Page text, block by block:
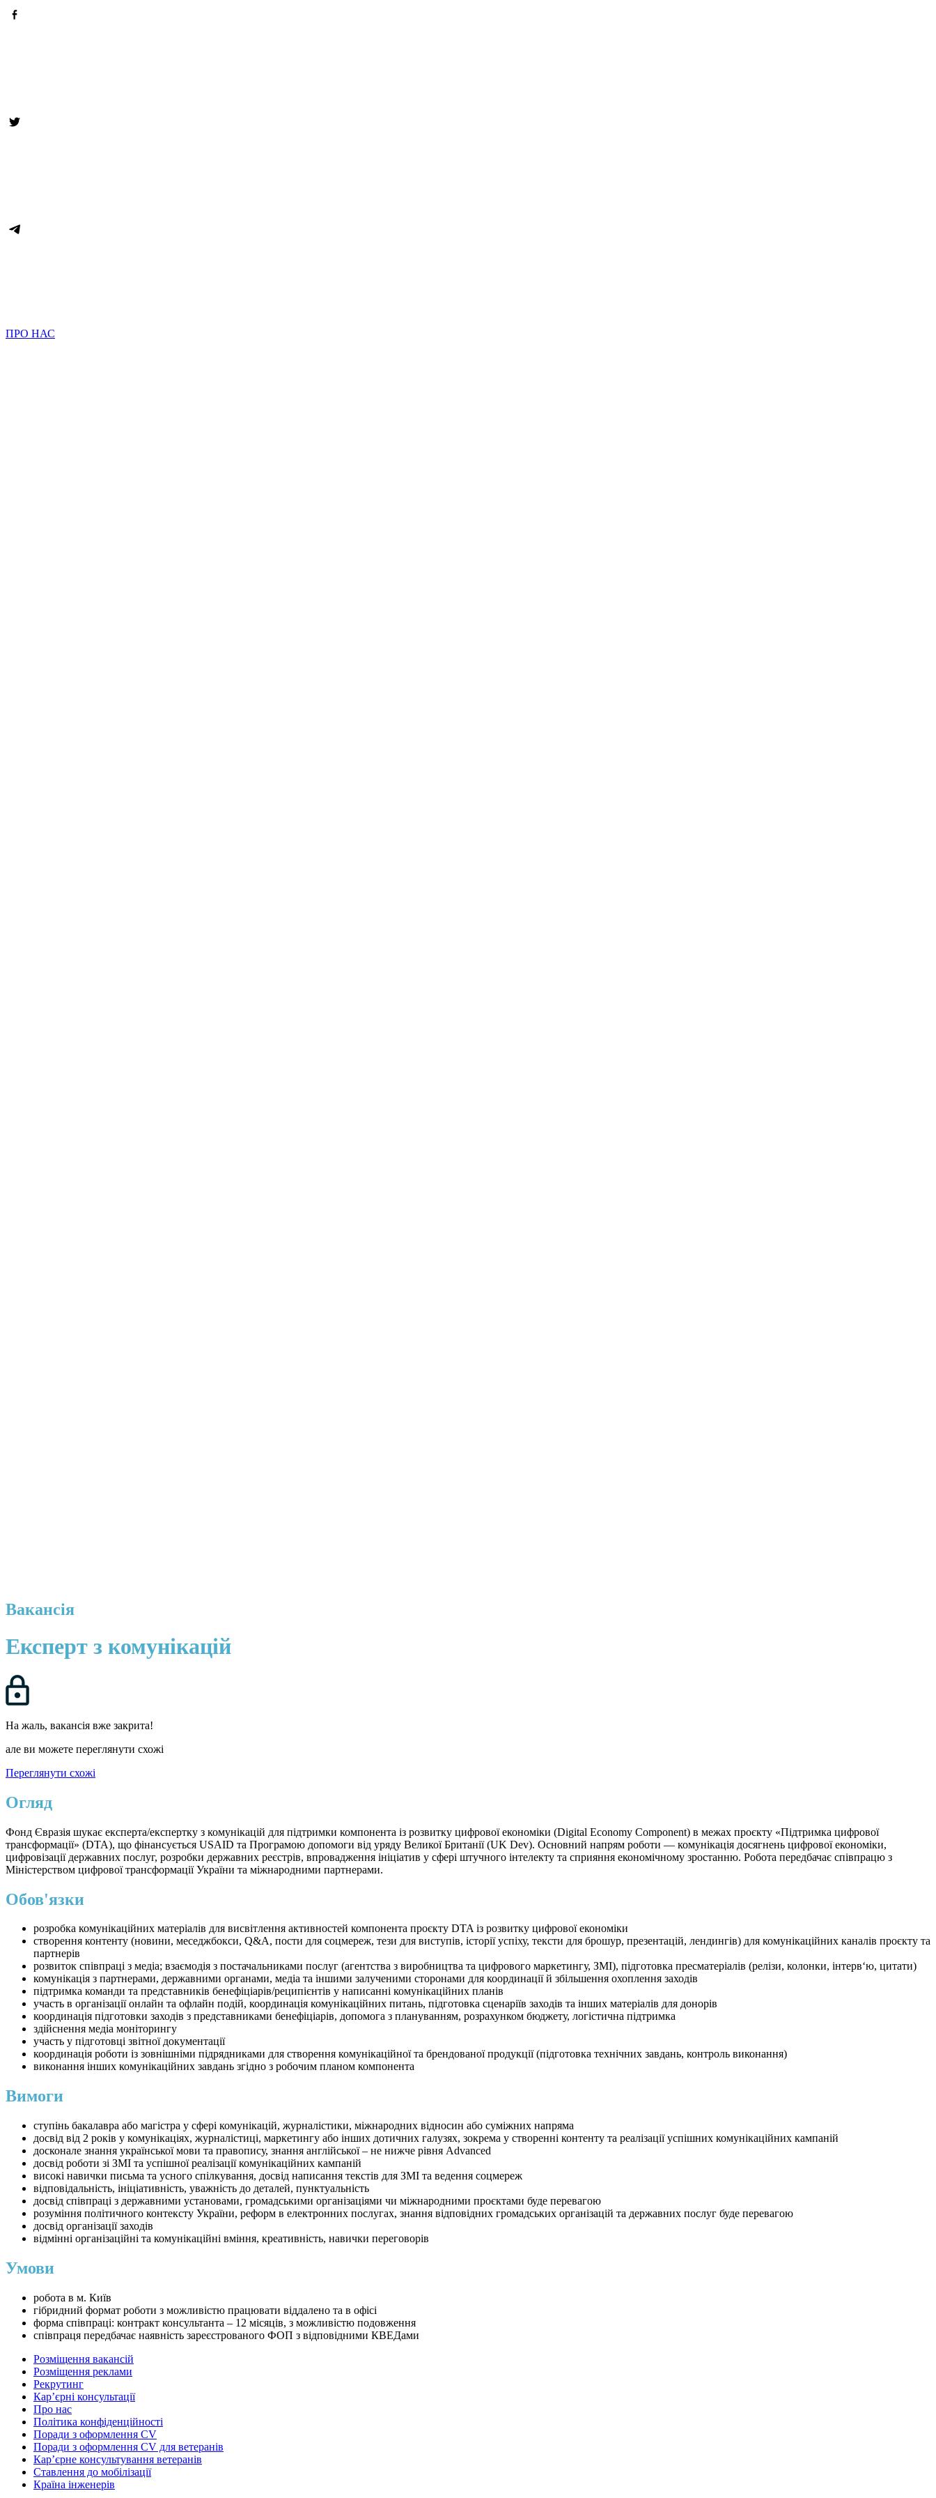
ПРО НАС
Вакансія
Експерт з комунікацій
На жаль, вакансія вже закрита!
але ви можете переглянути схожі
Переглянути схожі
Огляд
Фонд Євразія шукає експерта/експертку з комунікацій для підтримки компонента із розвитку цифрової економіки (Digital Economy Component) в межах проєкту «Підтримка цифрової
трансформації» (DTA), що фінансується USAID та Програмою допомоги від уряду Великої Британії (UK Dev). Основний напрям роботи — комунікація досягнень цифрової економіки,
цифровізації державних послуг, розробки державних реєстрів, впровадження ініціатив у сфері штучного інтелекту та сприяння економічному зростанню. Робота передбачає співпрацю з
Міністерством цифрової трансформації України та міжнародними партнерами.
Обов'язки
розробка комунікаційних матеріалів для висвітлення активностей компонента проєкту DTA із розвитку цифрової економіки
створення контенту (новини, меседжбокси, Q&A, пости для соцмереж, тези для виступів, історії успіху, тексти для брошур, презентацій, лендингів) для комунікаційних каналів проєкту та
партнерів
розвиток співпраці з медіа; взаємодія з постачальниками послуг (агентства з виробництва та цифрового маркетингу, ЗМІ), підготовка пресматеріалів (релізи, колонки, інтерв‘ю, цитати)
комунікація з партнерами, державними органами, медіа та іншими залученими сторонами для координації й збільшення охоплення заходів
підтримка команди та представників бенефіціарів/реципієнтів у написанні комунікаційних планів
участь в організації онлайн та офлайн подій, координація комунікаційних питань, підготовка сценаріїв заходів та інших матеріалів для донорів
координація підготовки заходів з представниками бенефіціарів, допомога з плануванням, розрахунком бюджету, логістична підтримка
здійснення медіа моніторингу
участь у підготовці звітної документації
координація роботи із зовнішніми підрядниками для створення комунікаційної та брендованої продукції (підготовка технічних завдань, контроль виконання)
виконання інших комунікаційних завдань згідно з робочим планом компонента
Вимоги
ступінь бакалавра або магістра у сфері комунікацій, журналістики, міжнародних відносин або суміжних напряма
досвід від 2 років у комунікаціях, журналістиці, маркетингу або інших дотичних галузях, зокрема у створенні контенту та реалізації успішних комунікаційних кампаній
досконале знання української мови та правопису, знання англійської – не нижче рівня Advanced
досвід роботи зі ЗМІ та успішної реалізації комунікаційних кампаній
високі навички письма та усного спілкування, досвід написання текстів для ЗМІ та ведення соцмереж
відповідальність, ініціативність, уважність до деталей, пунктуальність
досвід співпраці з державними установами, громадськими організаціями чи міжнародними проєктами буде перевагою
розуміння політичного контексту України, реформ в електронних послугах, знання відповідних громадських організацій та державних послуг буде перевагою
досвід організації заходів
відмінні організаційні та комунікаційні вміння, креативність, навички переговорів
Умови
робота в м. Київ
гібридний формат роботи з можливістю працювати віддалено та в офісі
форма співпраці: контракт консультанта – 12 місяців, з можливістю подовження
співпраця передбачає наявність зареєстрованого ФОП з відповідними КВЕДами
Розміщення вакансій
Розміщення реклами
Рекрутинг
Карʼєрні консультації
Про нас
Політика конфіденційності
Поради з оформлення CV
Поради з оформлення CV для ветеранів
Карʼєрне консультування ветеранів
Ставлення до мобілізації
Країна інженерів